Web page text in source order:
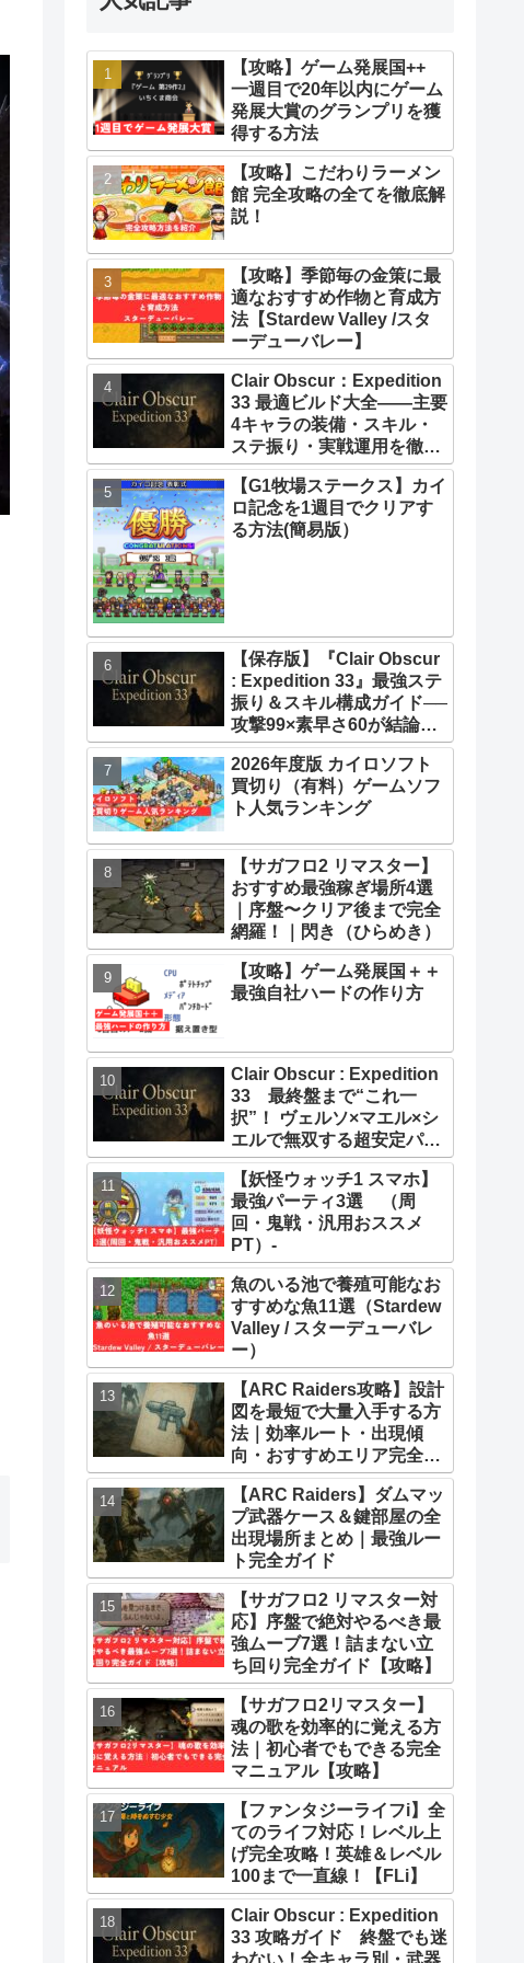
【攻略】ゲーム発展国++
一週目で20年以内にゲーム
発展大賞のグランプリを獲
得する方法
【攻略】こだわりラーメン
館 完全攻略の全てを徹底解
説！
【攻略】季節毎の金策に最
適なおすすめ作物と育成方
法【Stardew Valley /スタ
ーデューバレー】
Clair Obscur：Expedition
33 最適ビルド大全――主要
4キャラの装備・スキル・
ステ振り・実戦運用を徹底
解説【クレールオブスキュ
ール エクスペディション
33】【攻略】
【G1牧場ステークス】カイ
ロ記念を1週目でクリアす
る方法(簡易版）
【保存版】『Clair Obscur
: Expedition 33』最強ステ
振り＆スキル構成ガイド──
攻撃99×素早さ60が結論！
全キャラ万能ビルド徹底解
説
2026年度版 カイロソフト
買切り（有料）ゲームソフ
ト人気ランキング
【サガフロ2 リマスター】
おすすめ最強稼ぎ場所4選
｜序盤〜クリア後まで完全
網羅！｜閃き（ひらめき）
【攻略】ゲーム発展国＋＋
最強自社ハードの作り方
Clair Obscur : Expedition
33 最終盤まで“これ一
択”！ ヴェルソ×マエル×シ
エルで無双する超安定パー
ティー構築ガイド
【妖怪ウォッチ1 スマホ】
最強パーティ3選 （周
回・鬼戦・汎用おススメ
PT）-
魚のいる池で養殖可能なお
すすめな魚11選（Stardew
Valley / スターデューバレ
ー）
【ARC Raiders攻略】設計
図を最短で大量入手する方
法｜効率ルート・出現傾
向・おすすめエリア完全ま
とめ
【ARC Raiders】ダムマッ
プ武器ケース＆鍵部屋の全
出現場所まとめ｜最強ルー
ト完全ガイド
【サガフロ2 リマスター対
応】序盤で絶対やるべき最
強ムーブ7選！詰まない立
ち回り完全ガイド【攻略】
【サガフロ2リマスター】
魂の歌を効率的に覚える方
法｜初心者でもできる完全
マニュアル【攻略】
【ファンタジーライフi】全
てのライフ対応！レベル上
げ完全攻略！英雄＆レベル
100まで一直線！【FLi】
Clair Obscur : Expedition
33 攻略ガイド 終盤でも迷
わない！全キャラ別・武器